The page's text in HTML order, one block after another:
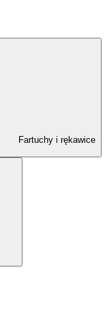
Fartuchy i rękawice